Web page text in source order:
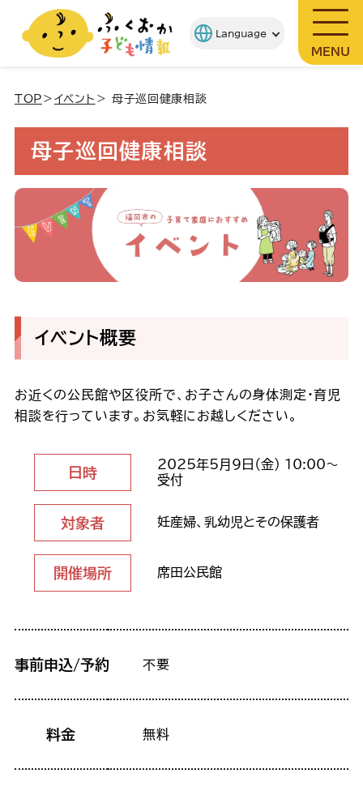
MENU
TOP ＞ イベント ＞ 母子巡回健康相談
母子巡回健康相談
イベント概要
お近くの公民館や区役所で、お子さんの身体測定・育児
相談を行っています。お気軽にお越しください。
日時
2025年5月9日（金） 10:00～
受付
対象者 妊産婦、乳幼児とその保護者
開催場所 席田公民館
事前申込/予約 不要
料金 無料